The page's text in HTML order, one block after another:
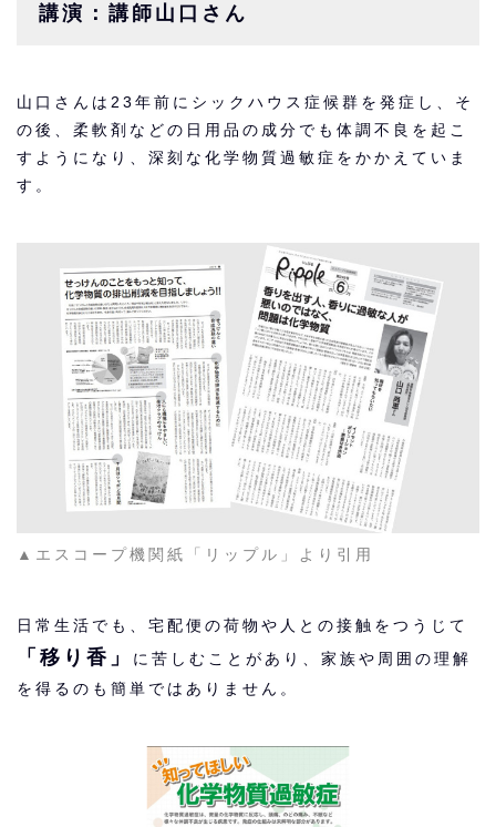
講演：講師山口さん
山口さんは23年前にシックハウス症候群を発症し、そ
の後、柔軟剤などの日用品の成分でも体調不良を起こ
すようになり、深刻な化学物質過敏症をかかえていま
す。
▲エスコープ機関紙「リップル」より引用
日常生活でも、宅配便の荷物や人との接触をつうじて
「移り香」
に苦しむことがあり、家族や周囲の理解
を得るのも簡単ではありません。